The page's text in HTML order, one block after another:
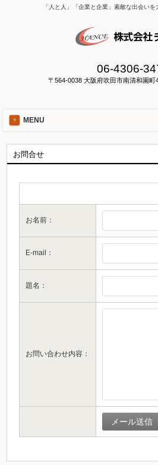
「人と人」「企業と企業」素敵な出会い
06-4306-
〒564-0038 大阪府吹田市南清和園
MENU
お問合せ
お名前：
E-mail：
題名：
お問い合わせ内容：